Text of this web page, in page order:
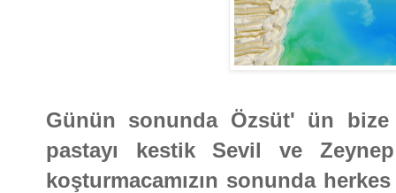
Günün sonunda Özsüt' ün bize
pastayı kestik Sevil ve
koşturmacamızın sonunda